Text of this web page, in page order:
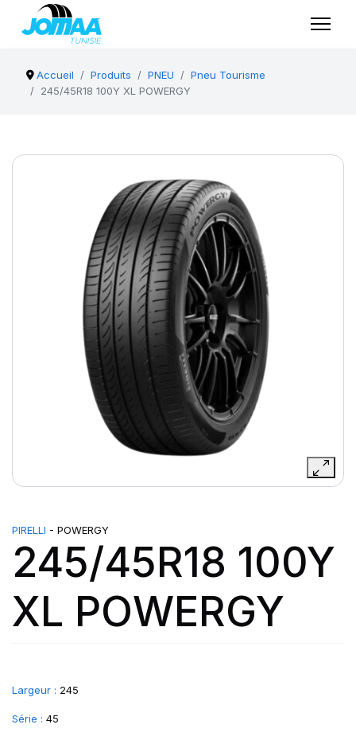
Accueil Produits PNEU
Pneu Tourisme
245/45R18 100Y XL POWERGY
PIRELLI - POWERGY
245/45R18 100Y
XL POWERGY
Largeur : 245
Série : 45